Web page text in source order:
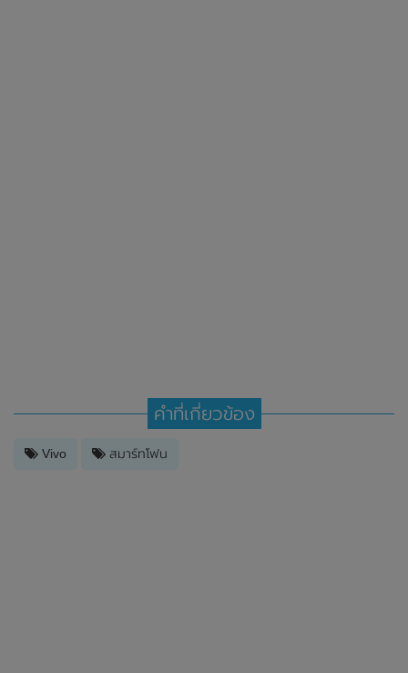
คำที่เกี่ยวข้อง
Vivo สมาร์ทโฟน